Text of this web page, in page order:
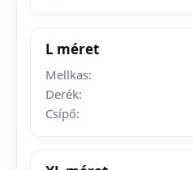
L méret
Mellkas:
Derék:
Csípő: